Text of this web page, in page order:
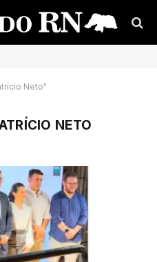
Neto"
NETO